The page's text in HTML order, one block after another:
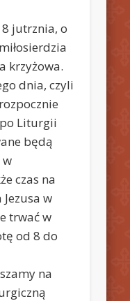
jutrznia, o
krzyżowa.
dnia, czyli
Liturgii
będą
w
czas na
w
trwać w
od 8 do
na